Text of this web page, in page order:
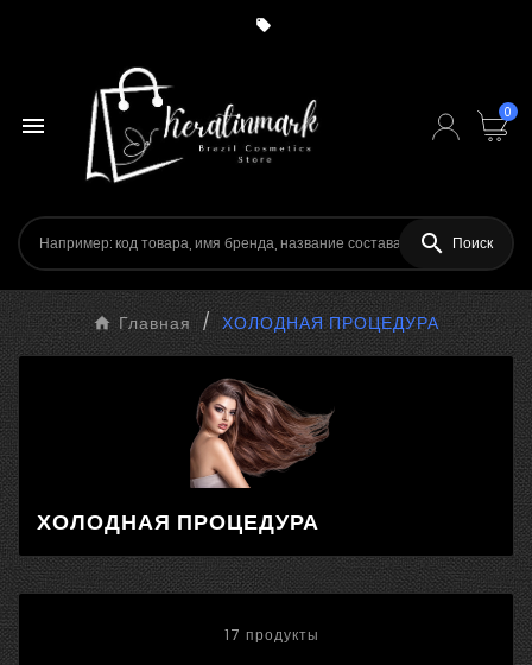

 0
 Поиск
Главная ХОЛОДНАЯ ПРОЦЕДУРА
ХОЛОДНАЯ ПРОЦЕДУРА
17 продукты